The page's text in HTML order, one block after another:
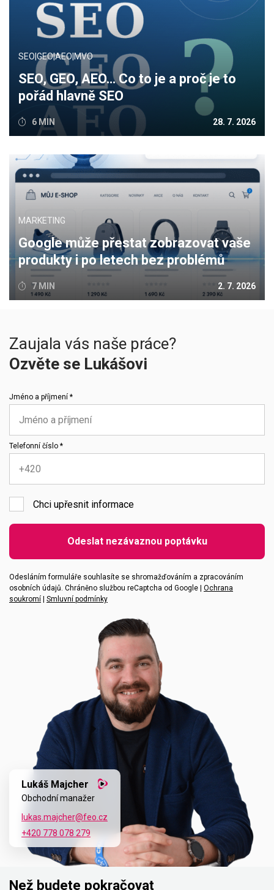
SEO|GEO|AEO|MVO
SEO, GEO, AEO… Co to je a proč je to
pořád hlavně SEO
6 MIN 28. 7. 2026
MARKETING
Google může přestat zobrazovat vaše
produkty i po letech bez problémů
7 MIN 2. 7. 2026
Zaujala vás naše práce?
Ozvěte se Lukášovi
Jméno a příjmení *
Telefonní číslo *
Chci upřesnit informace
Emailová adresa
Vaše zpráva
Odeslat nezávaznou poptávku
Odesláním formuláře souhlasíte se shromažďováním a zpracováním
osobních údajů. Chráněno službou reCaptcha od Google | Ochrana
soukromí
Smluvní podmínky
Lukáš Majcher
Obchodní manažer
lukas.majcher@feo.cz
+420 778 078 279
Než budete pokračovat